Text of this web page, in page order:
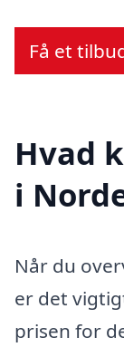
Få et
Hvad
i
Når du
er det
prisen for